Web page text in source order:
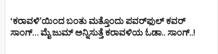
‘ಕರಾವಳಿ’ಯಿಂದ ಬಂತು ಮತ್ತೊಂದು ಪವರ್‌ಫುಲ್ ಕವರ್
ಸಾಂಗ್… ಮೈ ಜುಮ್ ಅನ್ನಿಸುತ್ತೆ ಕರಾವಳಿಯ ಓಡಾ.. ಸಾಂಗ್‌..!